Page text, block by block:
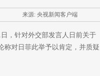
来源: 央视新闻客户端
，针对外交部发言人日前关于
称对日菲此举予以肯定，并质疑